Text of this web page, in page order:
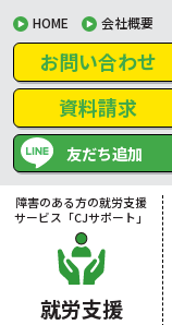
HOME 会社概要
お問い合わせ
資料請求
友だち追加
障害のある方の就労支援
サービス「CJサポート」
就労支援